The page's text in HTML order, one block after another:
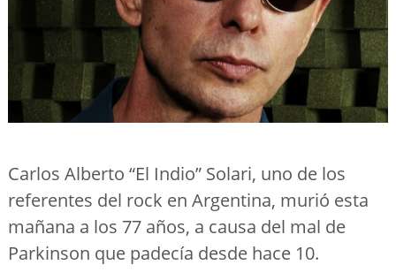
Carlos Alberto “El Indio” Solari, uno de los
referentes del rock en Argentina, murió esta
mañana a los 77 años, a causa del mal de
Parkinson que padecía desde hace 10.